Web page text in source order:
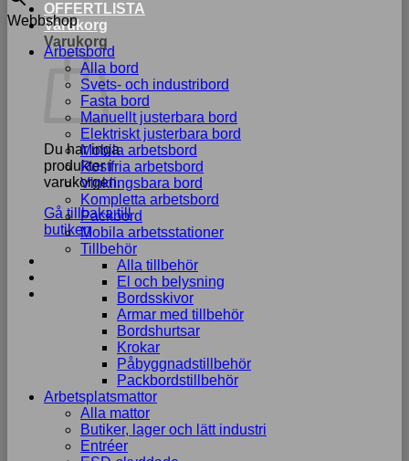
OFFERTLISTA
Varukorg
Varukorg
Du har inga
produkter i
varukorgen.
Gå tillbaka till
butiken
Webbshop
Arbetsbord
Alla bord
Svets- och industribord
Fasta bord
Manuellt justerbara bord
Elektriskt justerbara bord
Mobila arbetsbord
Rostfria arbetsbord
Vinklingsbara bord
Kompletta arbetsbord
Packbord
Mobila arbetsstationer
Tillbehör
Alla tillbehör
El och belysning
Bordsskivor
Armar med tillbehör
Bordshurtsar
Krokar
Påbyggnadstillbehör
Packbordstillbehör
Arbetsplatsmattor
Alla mattor
Butiker, lager och lätt industri
Entréer